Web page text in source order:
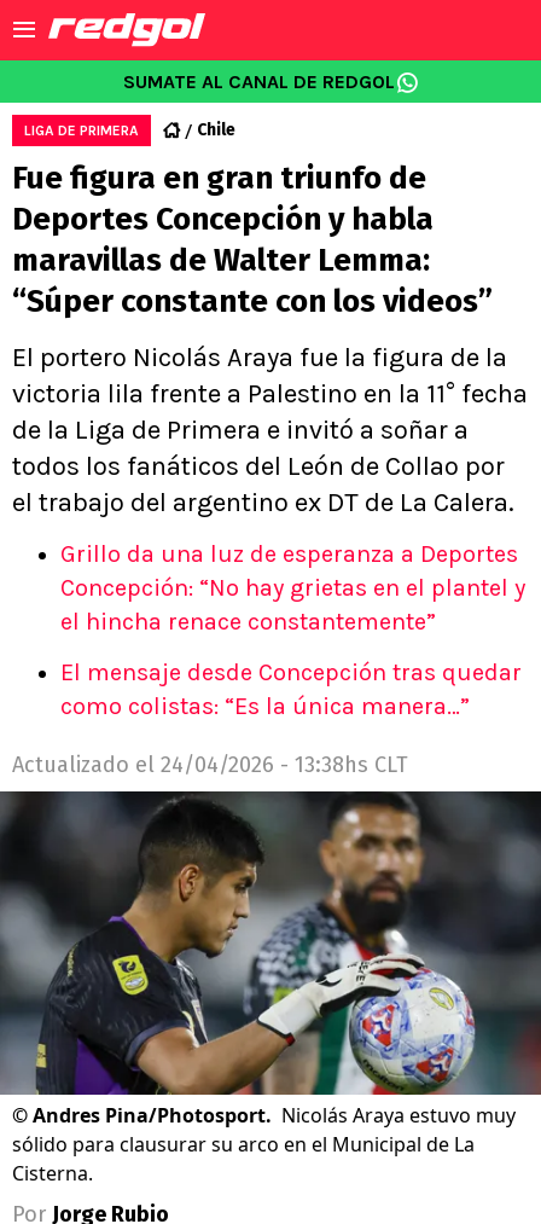
SUMATE AL CANAL DE REDGOL
LIGA DE PRIMERA Chile
Fue figura en gran triunfo de
Deportes Concepción y habla
maravillas de Walter Lemma:
“Súper constante con los videos”
El portero Nicolás Araya fue la figura de la
victoria lila frente a Palestino en la 11° fecha
de la Liga de Primera e invitó a soñar a
todos los fanáticos del León de Collao por
el trabajo del argentino ex DT de La Calera.
Grillo da una luz de esperanza a Deportes
Concepción: “No hay grietas en el plantel y
el hincha renace constantemente”
El mensaje desde Concepción tras quedar
como colistas: “Es la única manera…”
Actualizado el 24/04/2026 - 13:38hs CLT
©Andres Pina/Photosport. Nicolás Araya estuvo muy
sólido para clausurar su arco en el Municipal de La
Cisterna.
Por Jorge Rubio